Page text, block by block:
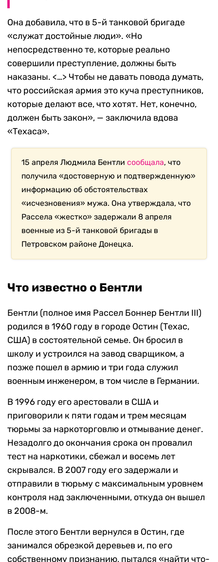
Она добавила, что в 5-й танковой бригаде
«служат достойные люди». «Но
непосредственно те, которые реально
совершили преступление, должны быть
наказаны. <…> Чтобы не давать повода думать,
что российская армия это куча преступников,
которые делают все, что хотят. Нет, конечно,
должен быть закон», — заключила вдова
«Техаса».
15 апреля Людмила Бентлисообщала, что
получила «достоверную и подтвержденную»
информацию об обстоятельствах
«исчезновения» мужа. Она утверждала, что
Рассела «жестко» задержали 8 апреля
военные из 5-й танковой бригады в
Петровском районе Донецка.
Что известно о Бентли
Бентли (полное имя Рассел Боннер Бентли III)
родился в 1960 году в городе Остин (Техас,
США) в состоятельной семье. Он бросил в
школу и устроился на завод сварщиком, а
позже пошел в армию и три года служил
военным инженером, в том числе в Германии.
В 1996 году его арестовали в США и
приговорили к пяти годам и трем месяцам
тюрьмы за наркоторговлю и отмывание денег.
Незадолго до окончания срока он провалил
тест на наркотики, сбежал и восемь лет
скрывался. В 2007 году его задержали и
отправили в тюрьму с максимальным уровнем
контроля над заключенными, откуда он вышел
в 2008-м.
После этого Бентли вернулся в Остин, где
занимался обрезкой деревьев и, по его
собственному признанию, пытался «найти что-